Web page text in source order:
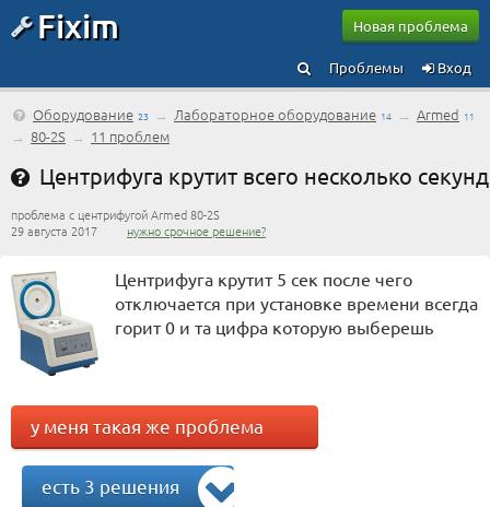
Fixim Новая проблема
Вход
Проблемы
Оборудование 23 → Лабораторное оборудование 14 → Armed 11
→ 80-2S → 11 проблем
Центрифуга крутит всего несколько секунд
проблема с центрифугой Armed 80-2S
29 августа 2017 нужно срочное решение?
Центрифуга крутит 5 сек после чего
отключается при установке времени всегда
горит 0 и та цифра которую выберешь
у меня такая же проблема
есть 3 решения